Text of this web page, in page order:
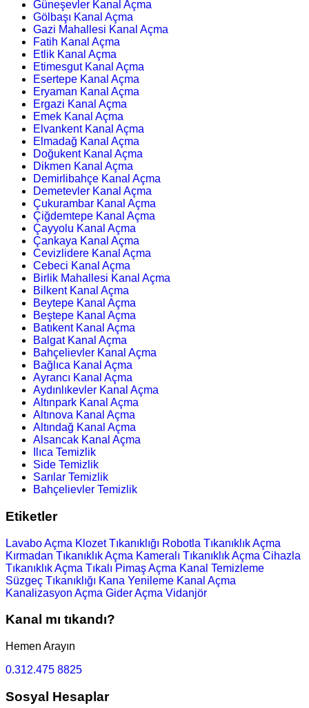
Güneşevler Kanal Açma
Gölbaşı Kanal Açma
Gazi Mahallesi Kanal Açma
Fatih Kanal Açma
Etlik Kanal Açma
Etimesgut Kanal Açma
Esertepe Kanal Açma
Eryaman Kanal Açma
Ergazi Kanal Açma
Emek Kanal Açma
Elvankent Kanal Açma
Elmadağ Kanal Açma
Doğukent Kanal Açma
Dikmen Kanal Açma
Demirlibahçe Kanal Açma
Demetevler Kanal Açma
Çukurambar Kanal Açma
Çiğdemtepe Kanal Açma
Çayyolu Kanal Açma
Çankaya Kanal Açma
Cevizlidere Kanal Açma
Cebeci Kanal Açma
Birlik Mahallesi Kanal Açma
Bilkent Kanal Açma
Beytepe Kanal Açma
Beştepe Kanal Açma
Batıkent Kanal Açma
Balgat Kanal Açma
Bahçelievler Kanal Açma
Bağlıca Kanal Açma
Ayrancı Kanal Açma
Aydınlıkevler Kanal Açma
Altınpark Kanal Açma
Altınova Kanal Açma
Altındağ Kanal Açma
Alsancak Kanal Açma
Ilıca Temizlik
Side Temizlik
Sarılar Temizlik
Bahçelievler Temizlik
Etiketler
Lavabo Açma Klozet Tıkanıklığı Robotla Tıkanıklık Açma
Kırmadan Tıkanıklık Açma Kameralı Tıkanıklık Açma Cihazla
Tıkanıklık Açma Tıkalı Pimaş Açma Kanal Temizleme
Süzgeç Tıkanıklığı Kana Yenileme Kanal Açma
Kanalizasyon Açma Gider Açma Vidanjör
Kanal mı tıkandı?
Hemen Arayın
0.312.475 8825
Sosyal Hesaplar